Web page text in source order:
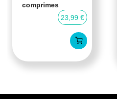
comprimes
23,99 €